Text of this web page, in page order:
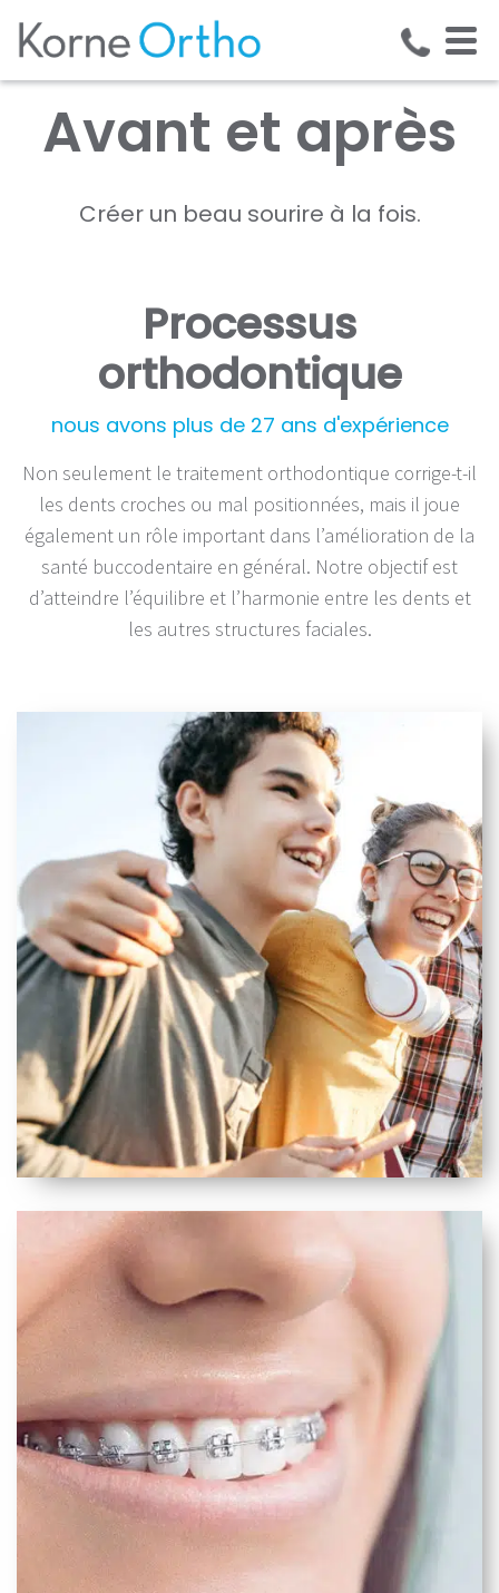
Avant et après
Créer un beau sourire à la fois.
Processus
orthodontique
nous avons plus de 27 ans d'expérience
Non seulement le traitement orthodontique corrige-t-il
les dents croches ou mal positionnées, mais il joue
également un rôle important dans l’amélioration de la
santé buccodentaire en général. Notre objectif est
d’atteindre l’équilibre et l’harmonie entre les dents et
les autres structures faciales.